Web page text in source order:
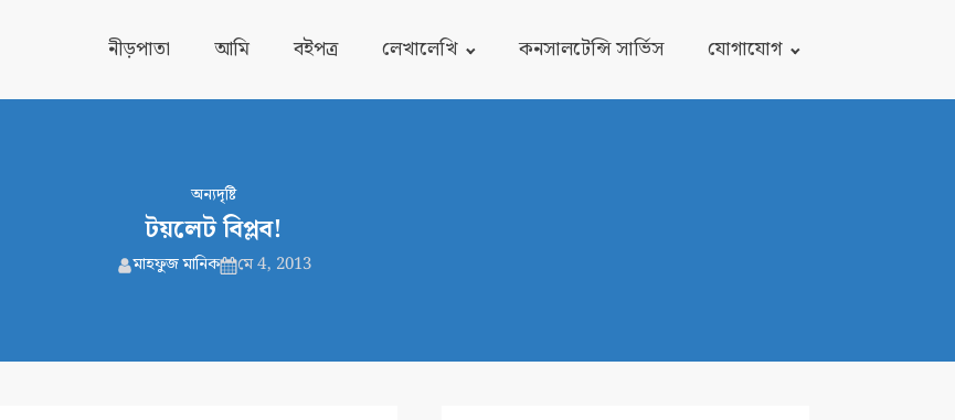
নীড়পাতা আমি বইপত্র লেখালেখি কনসালটেন্সি সার্ভিস যোগাযোগ
অন্যদৃষ্টি
টয়লেট বিপ্লব!
মাহফুজ মানিক মে 4, 2013